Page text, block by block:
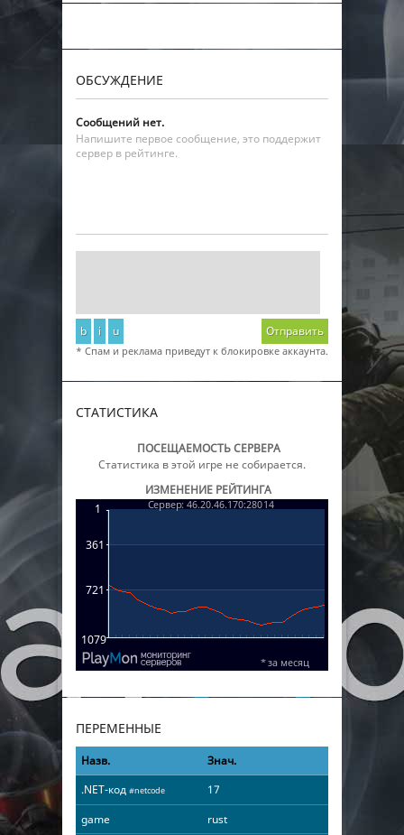
ОБСУЖДЕНИЕ
Сообщений нет.
Напишите первое сообщение, это поддержит
сервер в рейтинге.
b i u Отправить
* Спам и реклама приведут к блокировке аккаунта.
СТАТИСТИКА
ПОСЕЩАЕМОСТЬ СЕРВЕРА
Статистика в этой игре не собирается.
ИЗМЕНЕНИЕ РЕЙТИНГА
ПЕРЕМЕННЫЕ
Назв.
Знач.
.NET-код #netcode
17
game
rust